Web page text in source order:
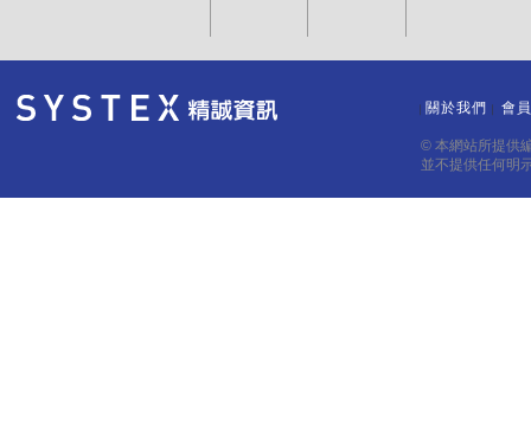
關於我們 會
© 本網站所提供
並不提供任何明